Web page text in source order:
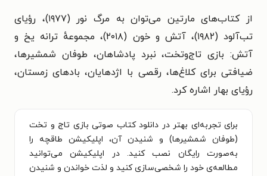
از کتاب‌های مارتین می‌توان به مرگ نور (۱۹۷۷)، رؤیای
تب‌آلود (۱۹۸۲)، آتش و خون (۲۰۱۸)، مجموعهٔ ترانه یخ و
آتش: بازی تاج‌وتخت، نبرد پادشاهان، طوفان شمشیرها،
ضیافتی برای کلاغ‌ها، رقصی با اژدهایان، بادهای زمستان،
رؤیای بهار اشاره کرد.
برای تجربه‌ای بهتر در دانلود کتاب صوتی بازی تاج و تخت
(طوفان شمشیرها) و شنیدن آن، اپلیکیشن طاقچه را
به‌صورت رایگان نصب کنید. در اپلیکیشن می‌توانید
مطالعه‌ی خود را شخصی‌سازی کنید و لذت خواندن و شنیدن